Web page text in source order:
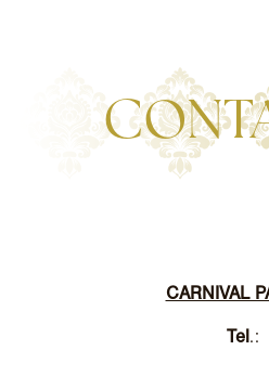
CARNIVAL
Tel.: